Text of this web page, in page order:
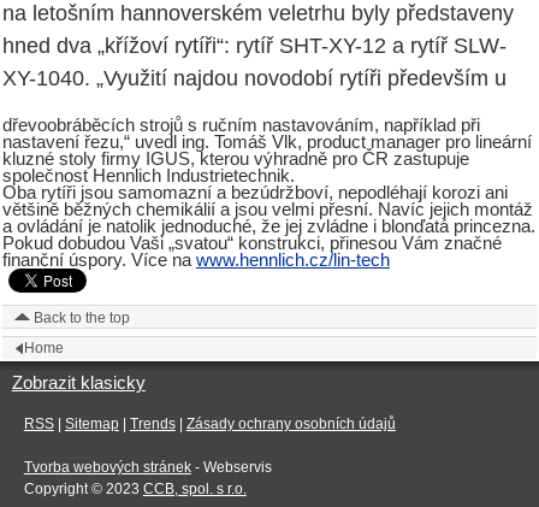
na letošním hannoverském veletrhu byly představeny
hned dva „křížoví rytíři“: rytíř SHT-XY-12 a rytíř SLW-
XY-1040. „Využití najdou novodobí rytíři především u
dřevoobráběcích strojů s ručním nastavováním, například při
nastavení řezu,“ uvedl ing. Tomáš Vlk, product manager pro lineární
kluzné stoly firmy IGUS, kterou výhradně pro ČR zastupuje
společnost Hennlich Industrietechnik.
Oba rytíři jsou samomazní a bezúdržboví, nepodléhají korozi ani
většině běžných chemikálií a jsou velmi přesní. Navíc jejich montáž
a ovládání je natolik jednoduché, že jej zvládne i blonďatá princezna.
Pokud dobudou Vaši „svatou“ konstrukci, přinesou Vám značné
finanční úspory. Více na www.hennlich.cz/lin-tech
Back to the top
Home
Zobrazit klasicky
RSS| Sitemap| Trends| Zásady ochrany osobních údajů
Tvorba webových stránek- Webservis
Copyright © 2023 CCB, spol. s r.o.